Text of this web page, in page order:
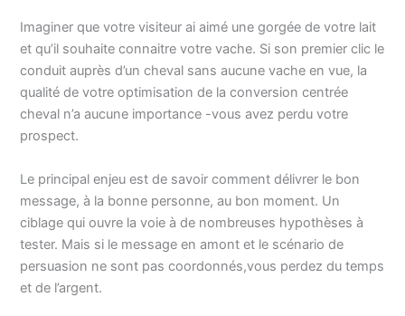
Imaginer que votre visiteur ai aimé une gorgée de votre lait
et qu’il souhaite connaitre votre vache. Si son premier clic le
conduit auprès d’un cheval sans aucune vache en vue, la
qualité de votre optimisation de la conversion centrée
cheval n’a aucune importance -vous avez perdu votre
prospect.
Le principal enjeu est de savoir comment délivrer le bon
message, à la bonne personne, au bon moment. Un
ciblage qui ouvre la voie à de nombreuses hypothèses à
tester. Mais si le message en amont et le scénario de
persuasion ne sont pas coordonnés,vous perdez du temps
et de l’argent.